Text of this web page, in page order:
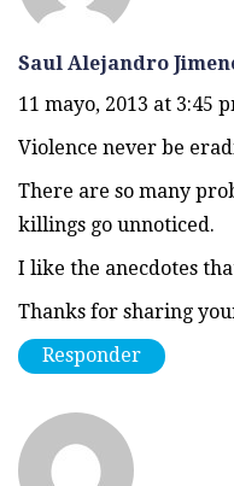
Saul Alejandro
11 mayo, 2013 at 3:45
Violence never be
There are so many
killings go unnoticed.
I like the anecdotes
Thanks for sharing
Responder